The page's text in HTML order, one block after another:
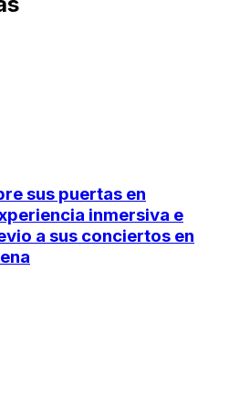
sus puertas en
inmersiva e
a sus conciertos en